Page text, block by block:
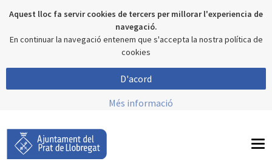
Aquest lloc fa servir cookies de tercers per millorar l'experiencia de
navegació.
En continuar la navegació entenem que s'accepta la nostra política de
cookies
D'acord
Més informació